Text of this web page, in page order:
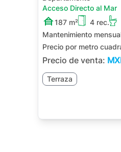
Acceso Directo al Mar
187 m²
4 rec.
Mantenimiento
Precio por metro
Precio de venta:
Terraza